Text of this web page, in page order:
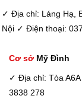
✓ Địa chỉ: Láng Hạ,
Nội ✓ Điện thoại:
Cơ sở Mỹ Đình
✓ Địa chỉ: Tòa
3838 278